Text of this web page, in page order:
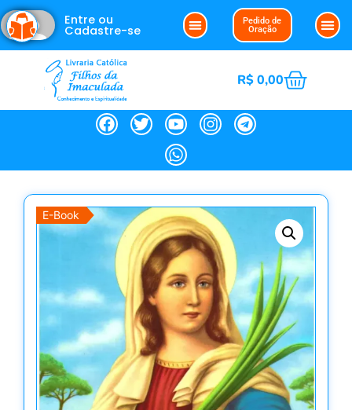
Entre ou
Cadastre-se
Pedido de
Oração
R$0,00
E-Book